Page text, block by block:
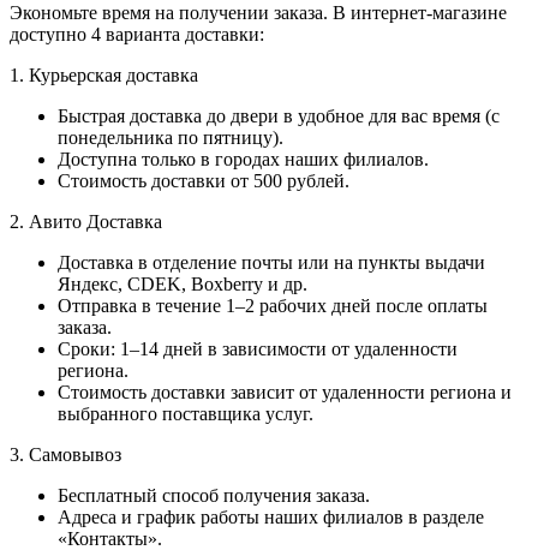
Экономьте время на получении заказа. В интернет-магазине
доступно 4 варианта доставки:
1. Курьерская доставка
Быстрая доставка до двери в удобное для вас время (с
понедельника по пятницу).
Доступна только в городах наших филиалов.
Стоимость доставки от 500 рублей.
2. Авито Доставка
Доставка в отделение почты или на пункты выдачи
Яндекс, CDEK, Boxberry и др.
Отправка в течение 1–2 рабочих дней после оплаты
заказа.
Сроки: 1–14 дней в зависимости от удаленности
региона.
Стоимость доставки зависит от удаленности региона и
выбранного поставщика услуг.
3. Самовывоз
Бесплатный способ получения заказа.
Адреса и график работы наших филиалов в разделе
«Контакты».